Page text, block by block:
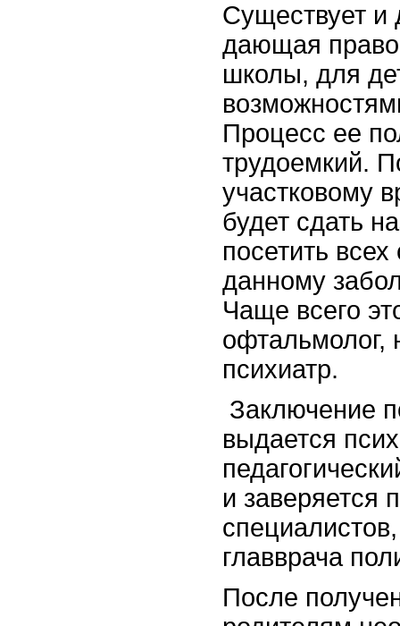
Существует и
дающая
школы, для
Процесс ее
трудоемкий.
участковому
будет сдать
посетить
данному
Чаще всего
офтальмолог,
психиатр.
Заключение
выдается
и заверяется
главврача
После